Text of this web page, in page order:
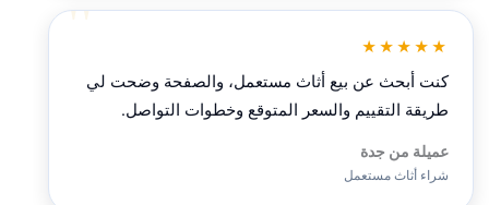
★★★★★
كنت أبحث عن بيع أثاث مستعمل، والصفحة وضحت لي
طريقة التقييم والسعر المتوقع وخطوات التواصل.
عميلة من جدة
شراء أثاث مستعمل